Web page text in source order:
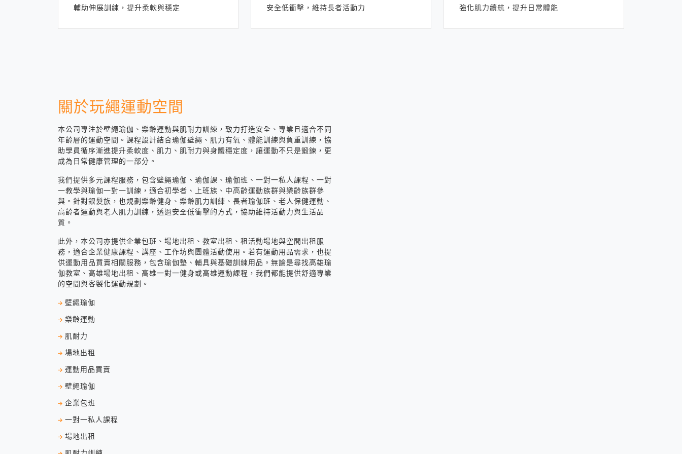
輔助伸展訓練，提升柔軟與穩定 安全低衝擊，維持長者活動力 強化肌力續航，提升日常體能
關於玩繩運動空間
本公司專注於壁繩瑜伽、樂齡運動與肌耐力訓練，致力打造安全、專業且適合不同
年齡層的運動空間。課程設計結合瑜伽壁繩、肌力有氧、體能訓練與負重訓練，協
助學員循序漸進提升柔軟度、肌力、肌耐力與身體穩定度，讓運動不只是鍛鍊，更
成為日常健康管理的一部分。
我們提供多元課程服務，包含壁繩瑜伽、瑜伽課、瑜伽班、一對一私人課程、一對
一教學與瑜伽一對一訓練，適合初學者、上班族、中高齡運動族群與樂齡族群參
與。針對銀髮族，也規劃樂齡健身、樂齡肌力訓練、長者瑜伽班、老人保健運動、
高齡者運動與老人肌力訓練，透過安全低衝擊的方式，協助維持活動力與生活品
質。
此外，本公司亦提供企業包班、場地出租、教室出租、租活動場地與空間出租服
務，適合企業健康課程、講座、工作坊與團體活動使用。若有運動用品需求，也提
供運動用品買賣相關服務，包含瑜伽墊、輔具與基礎訓練用品。無論是尋找高雄瑜
伽教室、高雄場地出租、高雄一對一健身或高雄運動課程，我們都能提供舒適專業
的空間與客製化運動規劃。
壁繩瑜伽
樂齡運動
肌耐力
場地出租
運動用品買賣
壁繩瑜伽
企業包班
一對一私人課程
場地出租